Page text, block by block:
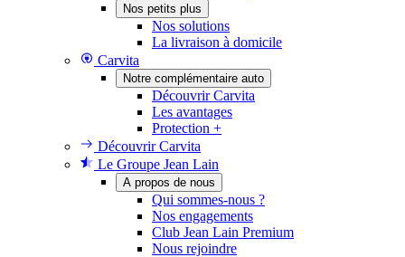
Nos petits plus
Nos solutions
La livraison à domicile
Carvita
Notre complémentaire auto
Découvrir Carvita
Les avantages
Protection +
Découvrir Carvita
Le Groupe Jean Lain
A propos de nous
Qui sommes-nous ?
Nos engagements
Club Jean Lain Premium
Nous rejoindre